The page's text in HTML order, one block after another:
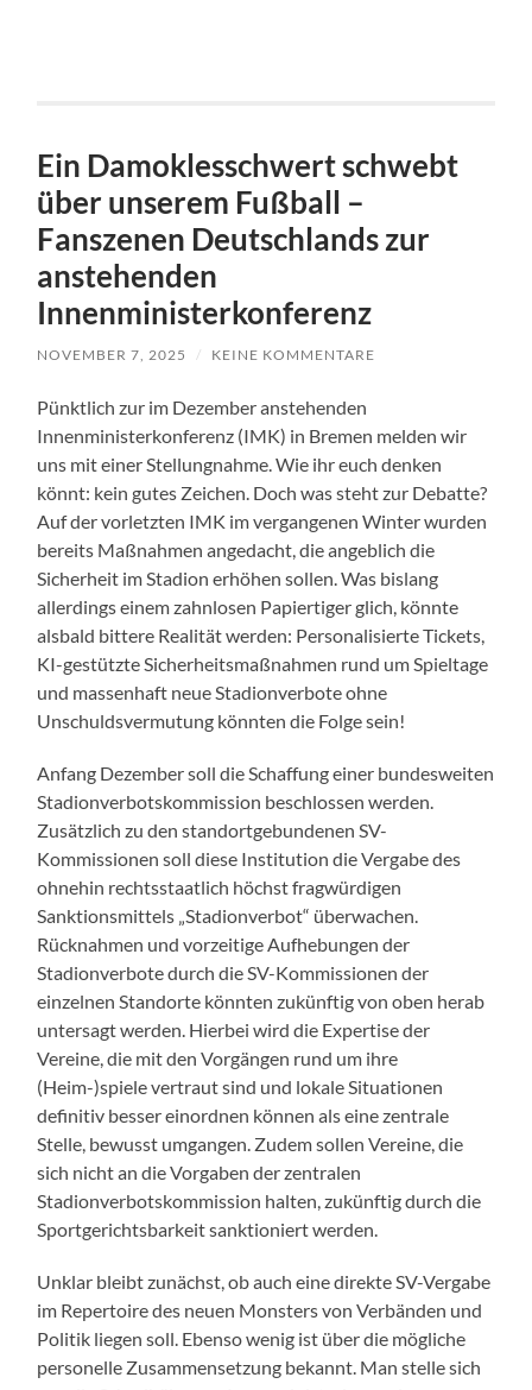
Ein Damoklesschwert schwebt
über unserem Fußball –
Fanszenen Deutschlands zur
anstehenden
Innenministerkonferenz
NOVEMBER 7, 2025 / KEINE KOMMENTARE
Pünktlich zur im Dezember anstehenden
Innenministerkonferenz (IMK) in Bremen melden wir
uns mit einer Stellungnahme. Wie ihr euch denken
könnt: kein gutes Zeichen. Doch was steht zur Debatte?
Auf der vorletzten IMK im vergangenen Winter wurden
bereits Maßnahmen angedacht, die angeblich die
Sicherheit im Stadion erhöhen sollen. Was bislang
allerdings einem zahnlosen Papiertiger glich, könnte
alsbald bittere Realität werden: Personalisierte Tickets,
KI-gestützte Sicherheitsmaßnahmen rund um Spieltage
und massenhaft neue Stadionverbote ohne
Unschuldsvermutung könnten die Folge sein!
Anfang Dezember soll die Schaffung einer bundesweiten
Stadionverbotskommission beschlossen werden.
Zusätzlich zu den standortgebundenen SV-
Kommissionen soll diese Institution die Vergabe des
ohnehin rechtsstaatlich höchst fragwürdigen
Sanktionsmittels „Stadionverbot“ überwachen.
Rücknahmen und vorzeitige Aufhebungen der
Stadionverbote durch die SV-Kommissionen der
einzelnen Standorte könnten zukünftig von oben herab
untersagt werden. Hierbei wird die Expertise der
Vereine, die mit den Vorgängen rund um ihre
(Heim-)spiele vertraut sind und lokale Situationen
definitiv besser einordnen können als eine zentrale
Stelle, bewusst umgangen. Zudem sollen Vereine, die
sich nicht an die Vorgaben der zentralen
Stadionverbotskommission halten, zukünftig durch die
Sportgerichtsbarkeit sanktioniert werden.
Unklar bleibt zunächst, ob auch eine direkte SV-Vergabe
im Repertoire des neuen Monsters von Verbänden und
Politik liegen soll. Ebenso wenig ist über die mögliche
personelle Zusammensetzung bekannt. Man stelle sich